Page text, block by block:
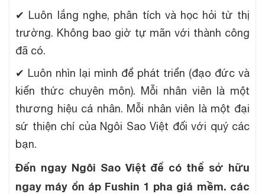
✔ Luôn lắng nghe, phân tích và học hỏi từ thị
trường. Không bao giờ tự mãn với thành công
đã có.
✔ Luôn nhìn lại mình để phát triển (đạo đức và
kiến thức chuyên môn). Mỗi nhân viên là một
thương hiệu cá nhân. Mỗi nhân viên là một đại
sứ thiện chí của Ngôi Sao Việt đối với quý các
bạn.
Đến ngay Ngôi Sao Việt để có thể sở hữu
ngay máy ổn áp Fushin 1 pha giá mềm. các